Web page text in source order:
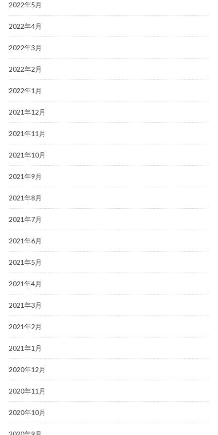
2022年5月
2022年4月
2022年3月
2022年2月
2022年1月
2021年12月
2021年11月
2021年10月
2021年9月
2021年8月
2021年7月
2021年6月
2021年5月
2021年4月
2021年3月
2021年2月
2021年1月
2020年12月
2020年11月
2020年10月